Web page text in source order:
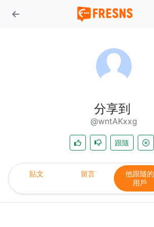
分享到
@wntAKxxg
跟隨
貼文 留言
他跟隨的
用戶